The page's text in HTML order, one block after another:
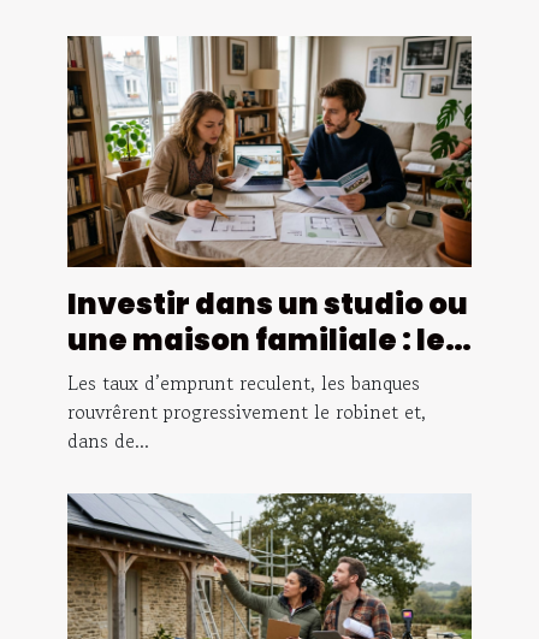
Investir dans un studio ou
une maison familiale : le
dilemme des primo-
accédants
Les taux d’emprunt reculent, les banques
rouvrêrent progressivement le robinet et,
dans de...